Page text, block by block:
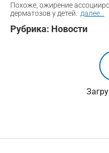
Похоже, ожирение
дерматозов у детей.
далее
Рубрика: Новости